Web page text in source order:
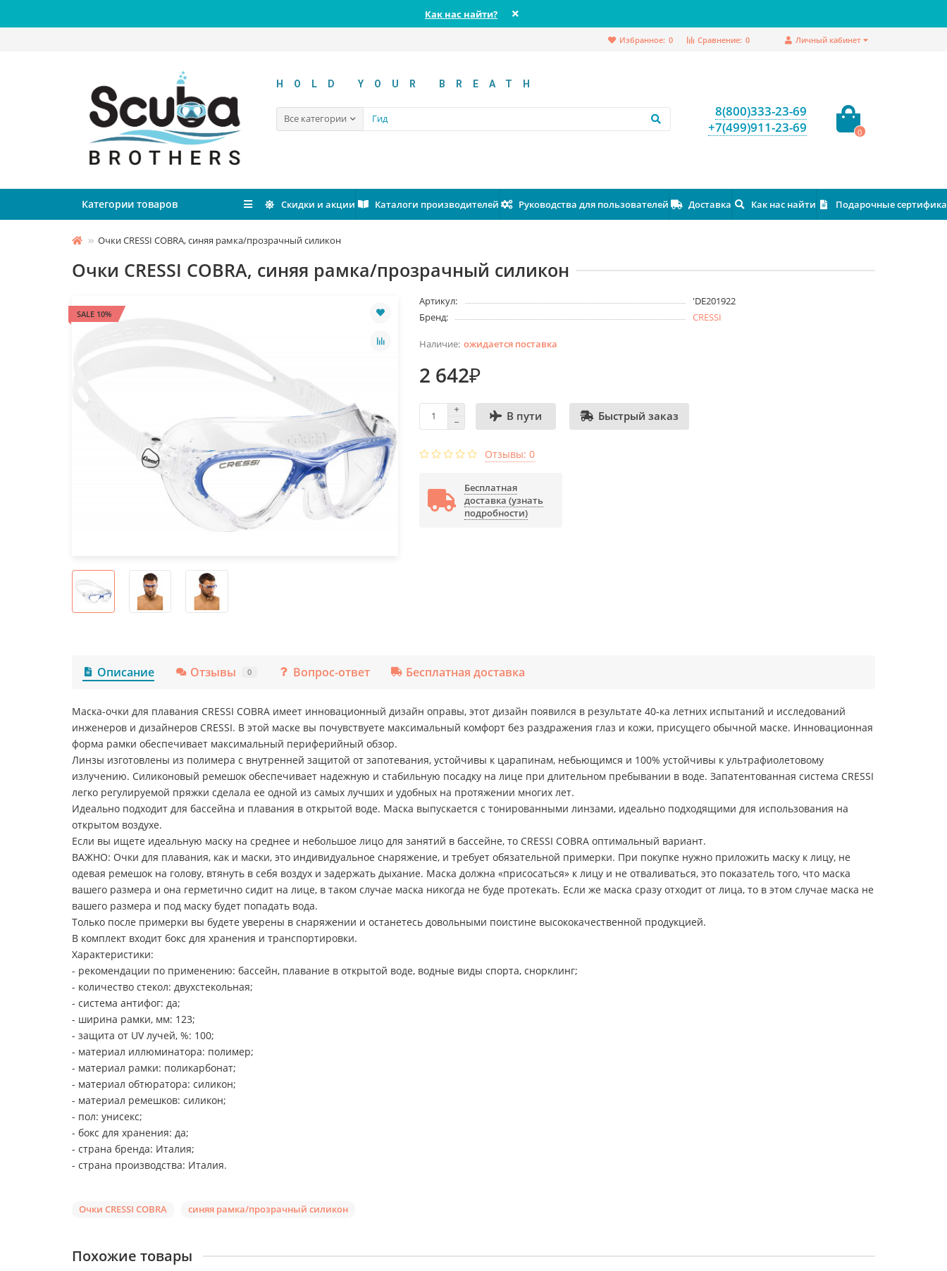
Как нас найти?
Личный кабинет
Сравнение: 0
Избранное: 0
HOLD YOUR BREATH
Все категории
8(800)333-23-69
+7(499)911-23-69
0
Категории товаров Скидки и акции Каталоги производителей Руководства для пользователей Доставка Как нас найти Подарочные
Очки CRESSI COBRA, синяя рамка/прозрачный силикон
Очки CRESSI COBRA, синяя рамка/прозрачный силикон
SALE 10%
Артикул:
'DE201922
Бренд:
CRESSI
ожидается поставка
2 642₽
В пути Быстрый заказ
Отзывы: 0
Бесплатная
доставка (узнать
подробности)
Описание Отзывы 0 Вопрос-ответ Бесплатная доставка
Маска-очки для плавания CRESSI COBRA имеет инновационный дизайн оправы, этот дизайн появился в результате 40-ка летних испытаний и исследований
инженеров и дизайнеров CRESSI. В этой маске вы почувствуете максимальный комфорт без раздражения глаз и кожи, присущего обычной маске. Инновационная
форма рамки обеспечивает максимальный периферийный обзор.
Линзы изготовлены из полимера с внутренней защитой от запотевания, устойчивы к царапинам, небьющимся и 100% устойчивы к ультрафиолетовому
излучению. Силиконовый ремешок обеспечивает надежную и стабильную посадку на лице при длительном пребывании в воде. Запатентованная система CRESSI
легко регулируемой пряжки сделала ее одной из самых лучших и удобных на протяжении многих лет.
Идеально подходит для бассейна и плавания в открытой воде. Маска выпускается с тонированными линзами, идеально подходящими для использования на
открытом воздухе.
Если вы ищете идеальную маску на среднее и небольшое лицо для занятий в бассейне, то CRESSI COBRA оптимальный вариант.
ВАЖНО: Очки для плавания, как и маски, это индивидуальное снаряжение, и требует обязательной примерки. При покупке нужно приложить маску к лицу, не
одевая ремешок на голову, втянуть в себя воздух и задержать дыхание. Маска должна «присосаться» к лицу и не отваливаться, это показатель того, что маска
вашего размера и она герметично сидит на лице, в таком случае маска никогда не буде протекать. Если же маска сразу отходит от лица, то в этом случае маска не
вашего размера и под маску будет попадать вода.
Только после примерки вы будете уверены в снаряжении и останетесь довольными поистине высококачественной продукцией.
В комплект входит бокс для хранения и транспортировки.
Характеристики:
- рекомендации по применению: бассейн, плавание в открытой воде, водные виды спорта, снорклинг;
- количество стекол: двухстекольная;
- система антифог: да;
- ширина рамки, мм: 123;
- защита от UV лучей, %: 100;
- материал иллюминатора: полимер;
- материал рамки: поликарбонат;
- материал обтюратора: силикон;
- материал ремешков: силикон;
- пол: унисекс;
- бокс для хранения: да;
- страна бренда: Италия;
- страна производства: Италия.
Очки CRESSI COBRA синяя рамка/прозрачный силикон
Похожие товары